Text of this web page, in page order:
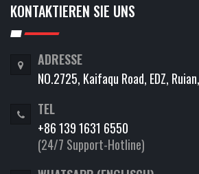
KONTAKTIEREN SIE UNS
ADRESSE
NO.2725, Kaifaqu Road, EDZ,
TEL
+86 139 1631 6550
(24/7 Support-Hotline)